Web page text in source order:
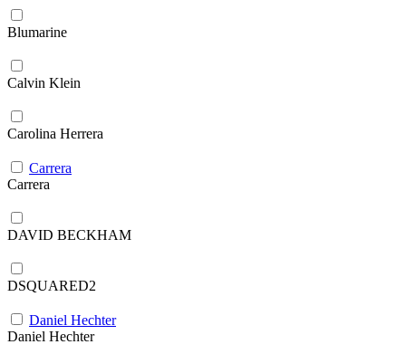
Blumarine
Calvin Klein
Carolina Herrera
Carrera
Carrera
DAVID BECKHAM
DSQUARED2
Daniel Hechter
Daniel Hechter